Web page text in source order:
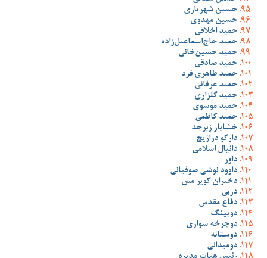
حسین شهریاری
حسین مهدوی
حمید اخلاقی
حمید حاج‌اسماعیل‌زاده
حمید حسین‌خانی
حمید صادقی
حمید طاهری فرد
حمید عرفانی
حمید گلزاری
حمید موسوی
حمید کاظمی
خشایار زبرجد
دارکو دراژیچ
دانیال اسلامی
داور
داوود نوشی صوفیانی
دختران کویر مس
دربی
دفاع مقدس
دوپینگ
دوچرخه سواری
دوستانه
دومیدانی